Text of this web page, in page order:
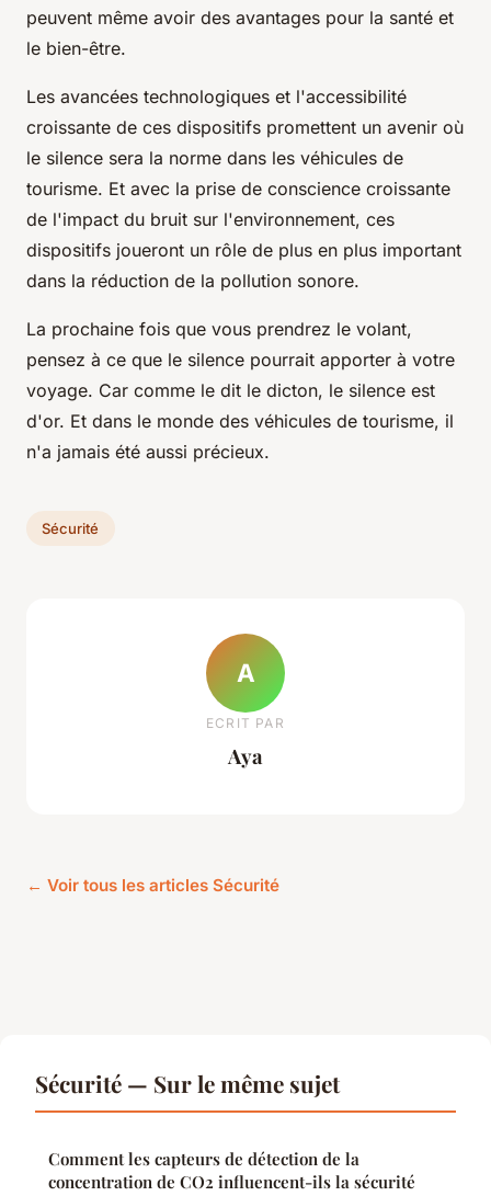
peuvent même avoir des avantages pour la santé et
le bien-être.
Les avancées technologiques et l'accessibilité
croissante de ces dispositifs promettent un avenir où
le silence sera la norme dans les véhicules de
tourisme. Et avec la prise de conscience croissante
de l'impact du bruit sur l'environnement, ces
dispositifs joueront un rôle de plus en plus important
dans la réduction de la pollution sonore.
La prochaine fois que vous prendrez le volant,
pensez à ce que le silence pourrait apporter à votre
voyage. Car comme le dit le dicton, le silence est
d'or. Et dans le monde des véhicules de tourisme, il
n'a jamais été aussi précieux.
Sécurité
A
ECRIT PAR
Aya
← Voir tous les articles Sécurité
Sécurité — Sur le même sujet
Comment les capteurs de détection de la
concentration de CO2 influencent-ils la sécurité